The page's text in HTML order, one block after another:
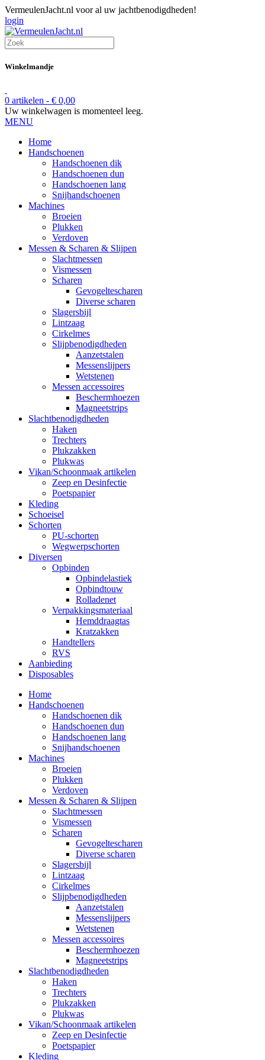
VermeulenJacht.nl voor al uw jachtbenodigdheden!
login
Winkelmandje
0 artikelen - € 0,00
Uw winkelwagen is momenteel leeg.
MENU
Home
Handschoenen
Handschoenen dik
Handschoenen dun
Handschoenen lang
Snijhandschoenen
Machines
Broeien
Plukken
Verdoven
Messen & Scharen & Slijpen
Slachtmessen
Vismessen
Scharen
Gevogeltescharen
Diverse scharen
Slagersbijl
Lintzaag
Cirkelmes
Slijpbenodigdheden
Aanzetstalen
Messenslijpers
Wetstenen
Messen accessoires
Beschermhoezen
Magneetstrips
Slachtbenodigdheden
Haken
Trechters
Plukzakken
Plukwas
Vikan/Schoonmaak artikelen
Zeep en Desinfectie
Poetspapier
Kleding
Schoeisel
Schorten
PU-schorten
Wegwerpschorten
Diversen
Opbinden
Opbindelastiek
Opbindtouw
Rolladenet
Verpakkingsmateriaal
Hemddraagtas
Kratzakken
Handtellers
RVS
Aanbieding
Disposables
Home
Handschoenen
Handschoenen dik
Handschoenen dun
Handschoenen lang
Snijhandschoenen
Machines
Broeien
Plukken
Verdoven
Messen & Scharen & Slijpen
Slachtmessen
Vismessen
Scharen
Gevogeltescharen
Diverse scharen
Slagersbijl
Lintzaag
Cirkelmes
Slijpbenodigdheden
Aanzetstalen
Messenslijpers
Wetstenen
Messen accessoires
Beschermhoezen
Magneetstrips
Slachtbenodigdheden
Haken
Trechters
Plukzakken
Plukwas
Vikan/Schoonmaak artikelen
Zeep en Desinfectie
Poetspapier
Kleding